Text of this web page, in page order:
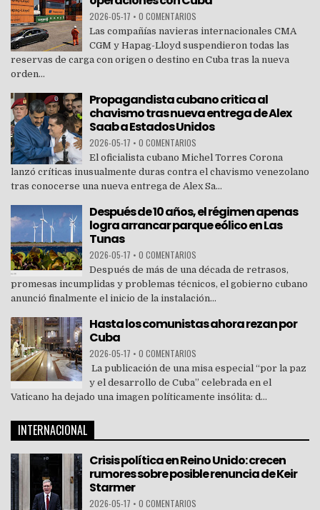
2026-05-17 • 0 COMENTARIOS
Las compañías navieras internacionales CMA
CGM y Hapag-Lloyd suspendieron todas las
reservas de carga con origen o destino en Cuba tras la nueva
orden...
Propagandista cubano critica al
chavismo tras nueva entrega de Alex
Saab a Estados Unidos
2026-05-17 • 0 COMENTARIOS
El oficialista cubano Michel Torres Corona
lanzó críticas inusualmente duras contra el chavismo venezolano
tras conocerse una nueva entrega de Alex Sa...
Después de 10 años, el régimen apenas
logra arrancar parque eólico en Las
Tunas
2026-05-17 • 0 COMENTARIOS
Después de más de una década de retrasos,
promesas incumplidas y problemas técnicos, el gobierno cubano
anunció finalmente el inicio de la instalación...
Hasta los comunistas ahora rezan por
Cuba
2026-05-17 • 0 COMENTARIOS
La publicación de una misa especial “por la paz
y el desarrollo de Cuba” celebrada en el
Vaticano ha dejado una imagen políticamente insólita: d...
INTERNACIONAL
Crisis política en Reino Unido: crecen
rumores sobre posible renuncia de Keir
Starmer
2026-05-17 • 0 COMENTARIOS